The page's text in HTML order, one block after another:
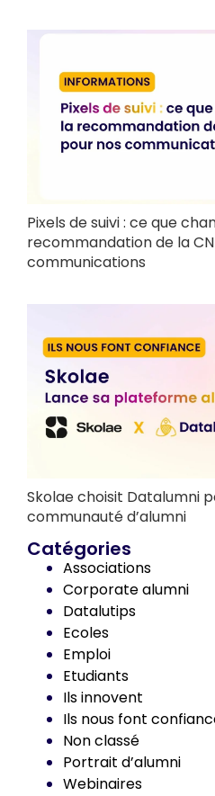
Pixels de suivi : ce que
recommandation de la
communications
Skolae choisit Datalumni
communauté d’alumni
Catégories
Associations
Corporate alumni
Datalutips
Ecoles
Emploi
Etudiants
Ils innovent
Ils nous font
Non classé
Portrait d’alumni
Webinaires